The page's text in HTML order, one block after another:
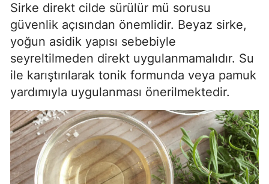
Sirke direkt cilde sürülür mü sorusu
güvenlik açısından önemlidir. Beyaz sirke,
yoğun asidik yapısı sebebiyle
seyreltilmeden direkt uygulanmamalıdır. Su
ile karıştırılarak tonik formunda veya pamuk
yardımıyla uygulanması önerilmektedir.